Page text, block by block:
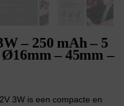
– 250 mAh – 5
– 45mm –
3W is een compacte en